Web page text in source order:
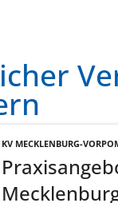
KV MECKLENBURG-